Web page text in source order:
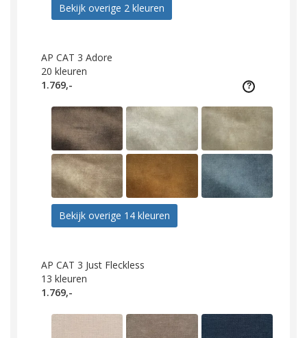
Bekijk overige 2 kleuren
AP CAT 3 Adore
20 kleuren
1.769,-
Bekijk overige 14 kleuren
AP CAT 3 Just Fleckless
13 kleuren
1.769,-